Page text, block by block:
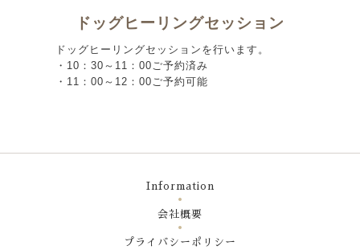
ドッグヒーリングセッション
ドッグヒーリングセッションを行います。
・10：30～11：00ご予約済み
・11：00～12：00ご予約可能
Information
会社概要
プライバシーポリシー